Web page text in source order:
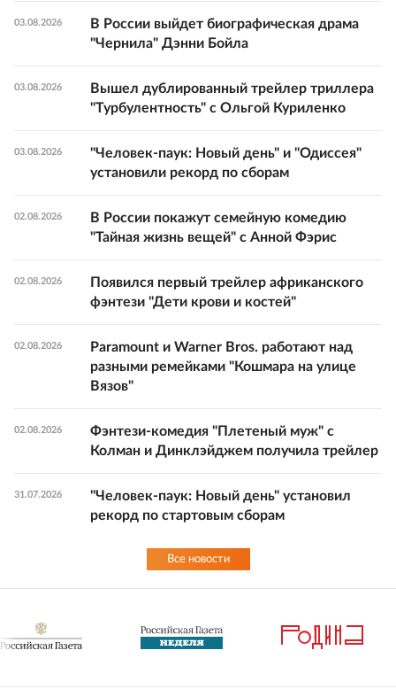
03.08.2026
В России выйдет биографическая драма
"Чернила" Дэнни Бойла
03.08.2026
Вышел дублированный трейлер триллера
"Турбулентность" с Ольгой Куриленко
03.08.2026
"Человек-паук: Новый день" и "Одиссея"
установили рекорд по сборам
02.08.2026
В России покажут семейную комедию
"Тайная жизнь вещей" с Анной Фэрис
02.08.2026
Появился первый трейлер африканского
фэнтези "Дети крови и костей"
02.08.2026
Paramount и Warner Bros. работают над
разными ремейками "Кошмара на улице
Вязов"
02.08.2026
Фэнтези-комедия "Плетеный муж" с
Колман и Динклэйджем получила трейлер
31.07.2026
"Человек-паук: Новый день" установил
рекорд по стартовым сборам
Все новости